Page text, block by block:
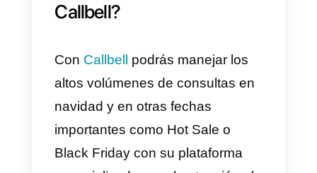
consultas en navidad?
Como bien sabes,
Callbell es
una herramientaque te ayuda
principalmentegestionar
mensajes. La idea principal es